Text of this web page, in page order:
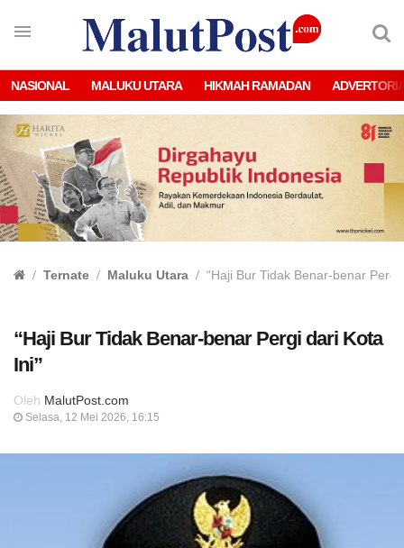
NASIONAL MALUKU UTARA HIKMAH RAMADAN
Ternate Maluku Utara “Haji Bur Tidak Benar-benar Pergi
“Haji Bur Tidak Benar-benar Pergi dari Kota
Ini”
Oleh MalutPost.com
Selasa, 12 Mei 2026, 16:15